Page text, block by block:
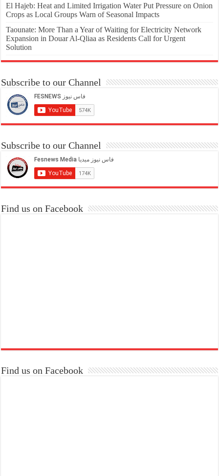
El Hajeb: Heat and Limited Irrigation Water Put Pressure on Onion
Crops as Local Groups Warn of Seasonal Impacts
Taounate: More Than a Year of Waiting for Electricity Network
Expansion in Douar Al-Qliaa as Residents Call for Urgent
Solution
Subscribe to our Channel
Subscribe to our Channel
Find us on Facebook
Find us on Facebook